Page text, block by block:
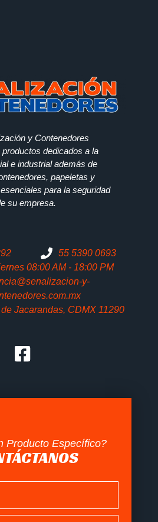
y Contenedores
dedicados a la
e industrial además de
papeletas y
para la seguridad
su empresa.
55 5390 0693
08:00 AM - 18:00 PM
y-
Jacarandas, CDMX 11290
Producto Específico?